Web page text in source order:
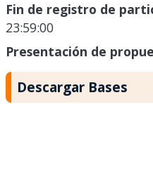
Fin de registro de
23:59:00
Presentación de
Descargar Bases